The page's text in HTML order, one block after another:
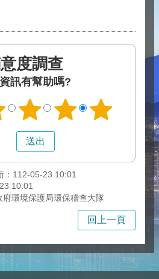
度調查
訊有幫助嗎?
：112-05-23 10:01
10:01
府環境保護局環保稽查大隊
回上一頁